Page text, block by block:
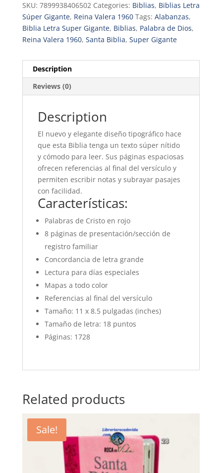
SKU: 7899938406502 Categories: Biblias, Biblias Letra
Súper Gigante, Reina Valera 1960 Tags: Alabanzas,
Biblia Letra Super Gigante, Biblias, Palabra de Dios,
Reina Valera 1960, Santa Biblia, Super Gigante
Description
Reviews (0)
Description
El nuevo y elegante diseño tipográfico hace
que esta Biblia tenga un texto súper nítido
y cómodo para leer. Sus páginas espaciosas
ofrecen referencias al final del versículo y
permiten escribir notas y subrayar pasajes
con facilidad.
Características:
Palabras de Cristo en rojo
8 páginas de presentación/sección de
registro familiar
Concordancia de letra grande
Lectura para días especiales
Mapas a todo color
Referencias al final del versículo
Tamaño: 11 x 8.5 pulgadas (inches)
Tamaño de letra: 18 puntos
Páginas: 1728
Related products
Sale!